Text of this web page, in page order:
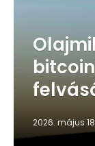
2026. május